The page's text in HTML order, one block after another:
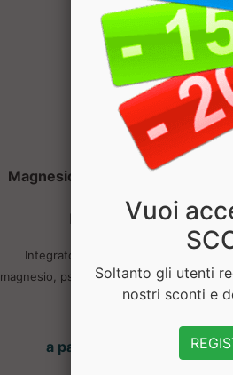
Magnesio Supremo Regolarita
Intestinale
Natural Point
Integratore alimentare a base di
magnesio, psillio, fibra idrolizzata di Guar
e finocchio....
a partire da € 21.24
Vuoi
Soltanto gli utenti
nostri sconti e